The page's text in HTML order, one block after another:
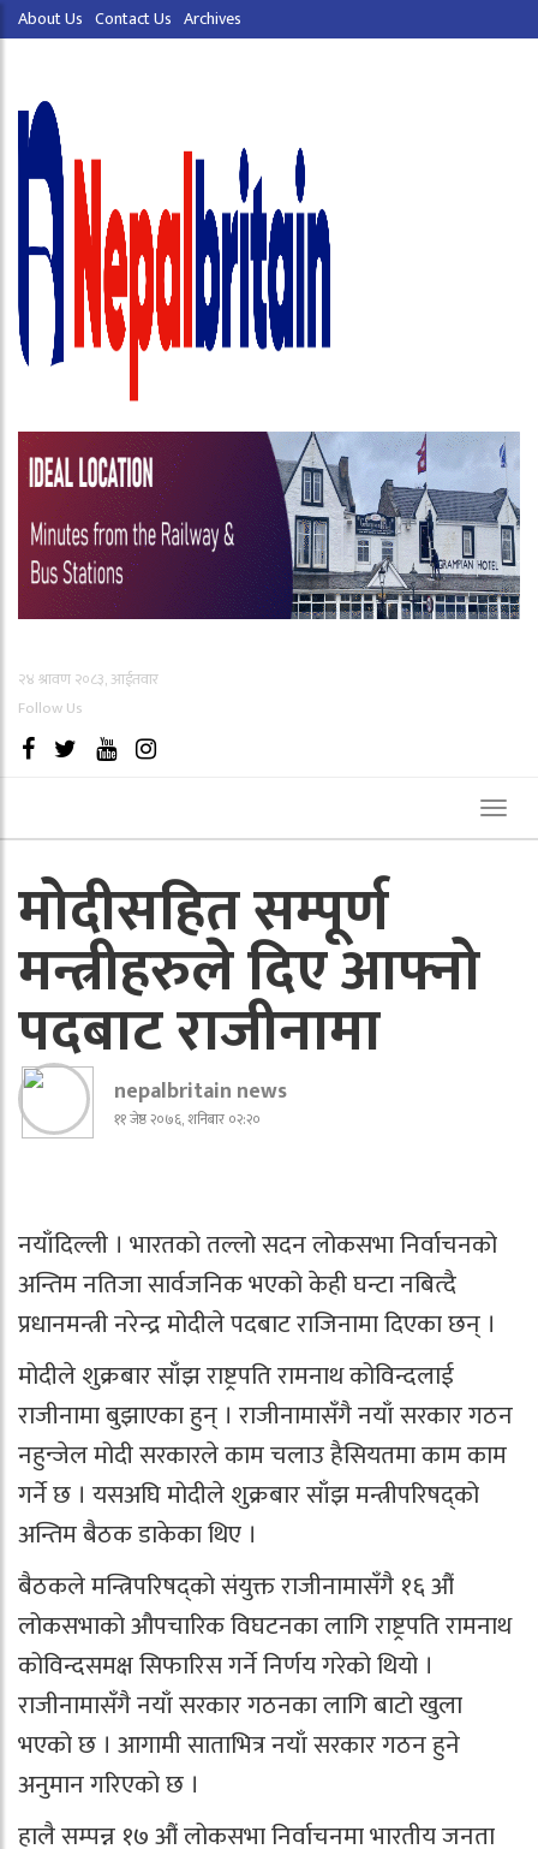
About Us Contact Us Archives
२४ श्रावण २०८३, आईतवार
Follow Us
मोदीसहित सम्पूर्ण
मन्त्रीहरुले दिए आफ्नो
पदबाट राजीनामा
nepalbritain news
११ जेष्ठ २०७६, शनिबार ०२:२०
नयाँदिल्ली । भारतको तल्लो सदन लोकसभा निर्वाचनको
अन्तिम नतिजा सार्वजनिक भएको केही घन्टा नबित्दै
प्रधानमन्त्री नरेन्द्र मोदीले पदबाट राजिनामा दिएका छन् ।
मोदीले शुक्रबार साँझ राष्ट्रपति रामनाथ कोविन्दलाई
राजीनामा बुझाएका हुन् । राजीनामासँगै नयाँ सरकार गठन
नहुन्जेल मोदी सरकारले काम चलाउ हैसियतमा काम काम
गर्ने छ । यसअघि मोदीले शुक्रबार साँझ मन्त्रीपरिषद्को
अन्तिम बैठक डाकेका थिए ।
बैठकले मन्त्रिपरिषद्को संयुक्त राजीनामासँगै १६ औं
लोकसभाको औपचारिक विघटनका लागि राष्ट्रपति रामनाथ
कोविन्दसमक्ष सिफारिस गर्ने निर्णय गरेको थियो ।
राजीनामासँगै नयाँ सरकार गठनका लागि बाटो खुला
भएको छ । आगामी साताभित्र नयाँ सरकार गठन हुने
अनुमान गरिएको छ ।
हालै सम्पन्न १७ औं लोकसभा निर्वाचनमा भारतीय जनता